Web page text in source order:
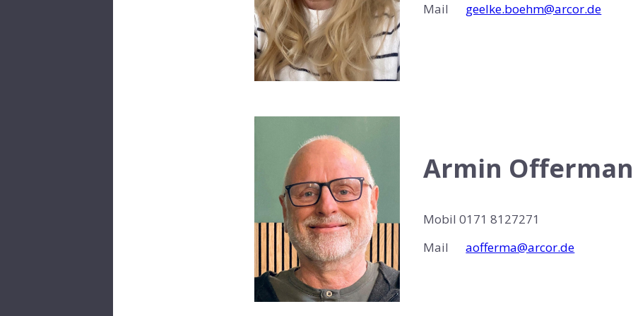
Mail geelke.boehm@arcor.de
Armin
Mobil 0171 8127271
Mailaofferma@arcor.de